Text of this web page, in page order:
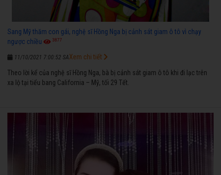
Sang Mỹ thăm con gái, nghệ sĩ Hồng Nga bị cảnh sát giam ô tô vì chạy
ngược chiều
3877
11/10/2021 7:00:52 SA
Theo lời kể của nghệ sĩ Hồng Nga, bà bị cảnh sát giam ô tô khi đi lạc trên
xa lộ tại tiểu bang California – Mỹ, tối 29 Tết.
Xem chi tiết